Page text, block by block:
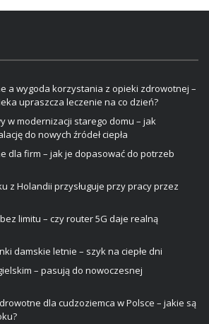
a wygoda korzystania z opieki zdrowotnej –
upraszcza leczenie na co dzień?
w modernizacji starego domu – jak
do nowych źródeł ciepła
dla firm – jak je dopasować do potrzeb
z Holandii przysługuje przy pracy przez
limitu – czy router 5G daje realną
damskie letnie – szyk na ciepłe dni
– pasują do nowoczesnej
dla cudzoziemca w Polsce – jakie są